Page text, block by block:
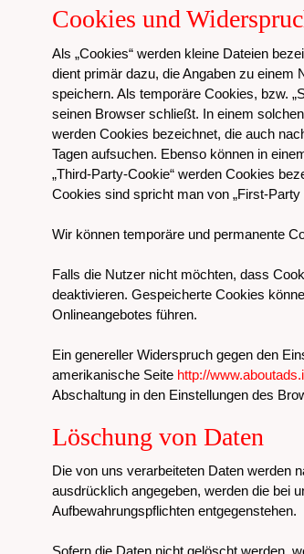
Cookies und
Als „Cookies“ werden kleine Dateien
dient primär dazu, die Angaben zu
speichern. Als temporäre Cookies, bzw.
seinen Browser schließt. In einem
werden Cookies bezeichnet, die auch
Tagen aufsuchen. Ebenso können in
„Third-Party-Cookie“ werden Cookies
Cookies sind spricht man von „First-Party
Wir können temporäre und permanente
Falls die Nutzer nicht möchten, dass
deaktivieren. Gespeicherte Cookies
Onlineangebotes führen.
Ein genereller Widerspruch gegen den
amerikanische Seite http://
Abschaltung in den Einstellungen des
Löschung von Daten
Die von uns verarbeiteten Daten werden
ausdrücklich angegeben, werden die bei
Aufbewahrungspflichten entgegenstehen.